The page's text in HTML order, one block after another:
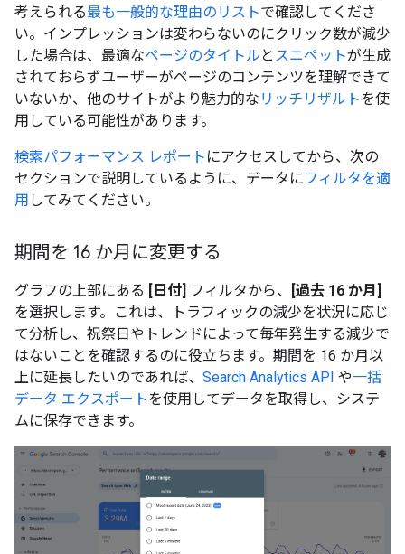
考えられる最も一般的な理由のリストで確認してくださ
い。インプレッションは変わらないのにクリック数が減少
した場合は、最適なページのタイトル と スニペットが生成
されておらずユーザーがページのコンテンツを理解できて
いないか、他のサイトがより魅力的な リッチリザルトを使
用している可能性があります。
検索パフォーマンス レポート にアクセスしてから、次の
セクションで説明しているように、データにフィルタを適
用 してみてください。
期間を 16 か月に変更する
グラフの上部にある [日付] フィルタから、
[過去 16 か月]
を選択します。これは、トラフィックの減少を状況に応じ
て分析し、祝祭日やトレンドによって毎年発生する減少で
はないことを確認するのに役立ちます。期間を 16 か月以
上に延長したいのであれば、 Search Analytics API や一括
データ エクスポートを使用してデータを取得し、システ
ムに保存できます。